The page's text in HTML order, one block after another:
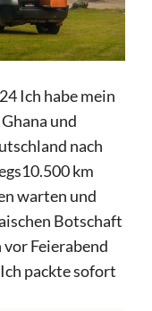
Ich habe mein
und
nach
km
warten und
Botschaft
Feierabend
packte sofort